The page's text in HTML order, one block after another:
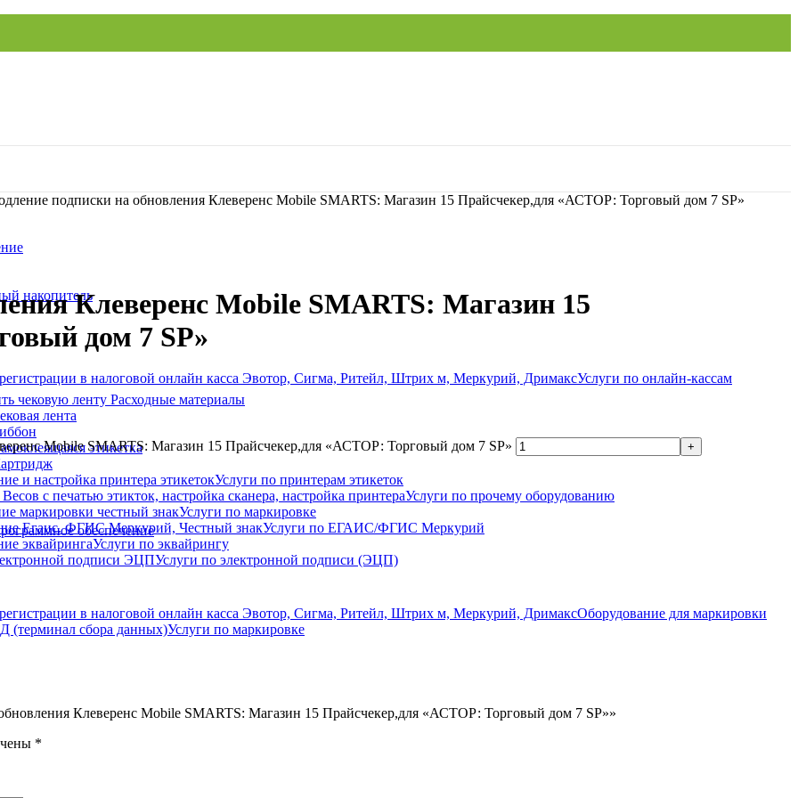
накопитель
Услуги по онлайн-кассам
Расходные материалы
лента
этикетка
Услуги по принтерам этикеток
Услуги по прочему оборудованию
Услуги по маркировке
Услуги по ЕГАИС/ФГИС Меркурий
Услуги по эквайрингу
Услуги по электронной подписи (ЭЦП)
Оборудование для маркировки
Услуги по маркировке
подписки на обновления Клеверенс Mobile SMARTS: Магазин 15 Прайсчекер,для «АСТОР: Торговый дом 7 SP»
Клеверенс Mobile SMARTS: Магазин 15
дом 7 SP»
Mobile SMARTS: Магазин 15 Прайсчекер,для «АСТОР: Торговый дом 7 SP»
обеспечение
Клеверенс Mobile SMARTS: Магазин 15 Прайсчекер,для «АСТОР: Торговый дом 7 SP»»
*